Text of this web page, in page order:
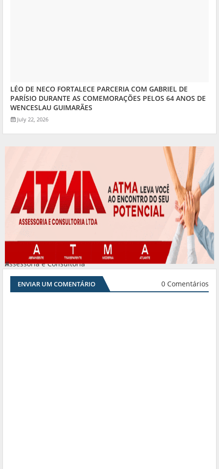
LÉO DE NECO FORTALECE PARCERIA COM GABRIEL DE
PARÍSIO DURANTE AS COMEMORAÇÕES PELOS 64 ANOS DE
WENCESLAU GUIMARÃES
July 22, 2026
Assessoria e Consultoria
#
ENVIAR UM COMENTÁRIO 0 Comentários